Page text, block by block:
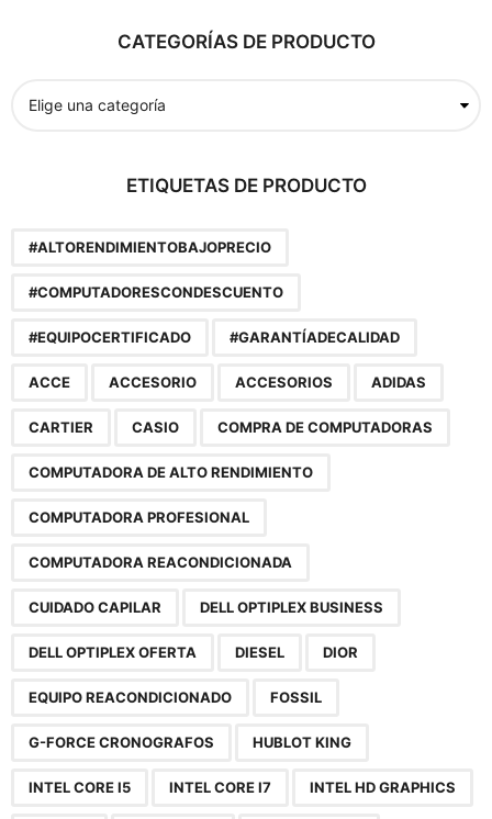
CATEGORÍAS DE PRODUCTO
ETIQUETAS DE PRODUCTO
#ALTORENDIMIENTOBAJOPRECIO
#COMPUTADORESCONDESCUENTO
#EQUIPOCERTIFICADO #GARANTÍADECALIDAD
ACCE ACCESORIO ACCESORIOS ADIDAS
CARTIER CASIO COMPRA DE COMPUTADORAS
COMPUTADORA DE ALTO RENDIMIENTO
COMPUTADORA PROFESIONAL
COMPUTADORA REACONDICIONADA
CUIDADO CAPILAR DELL OPTIPLEX BUSINESS
DELL OPTIPLEX OFERTA DIESEL DIOR
EQUIPO REACONDICIONADO FOSSIL
G-FORCE CRONOGRAFOS HUBLOT KING
INTEL CORE I5 INTEL CORE I7 INTEL HD GRAPHICS